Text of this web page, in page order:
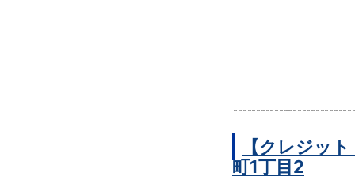
【クレジッ
町1丁目2